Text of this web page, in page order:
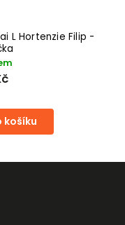
L Hortenzie Filip -
košíku